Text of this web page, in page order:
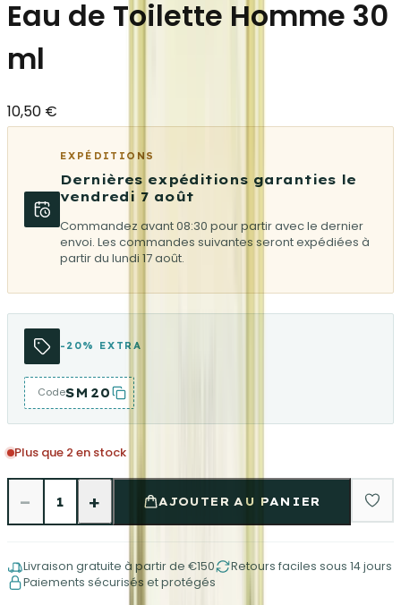
Eau de Toilette Homme 30
ml
10,50 €
EXPÉDITIONS
Dernières expéditions garanties le
vendredi 7 août
Commandez avant 08:30 pour partir avec le dernier
envoi. Les commandes suivantes seront expédiées à
partir du lundi 17 août.
-20% EXTRA
CodeSM20
Plus que 2 en stock
− 1 + AJOUTER AU PANIER
Livraison gratuite à partir de €150
Retours faciles sous 14 jours
Paiements sécurisés et protégés